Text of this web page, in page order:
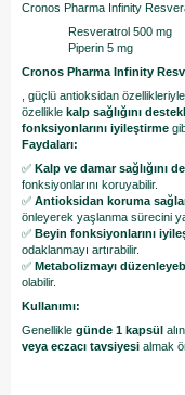
Cronos Pharma Infinity
Resveratrol 500 mg
Piperin 5 mg
Cronos Pharma Infinity
, güçlü antioksidan
özellikle kalp sağlığını
fonksiyonlarını iyileştirme
Faydaları:
✅ Kalp ve damar sağlığını
fonksiyonlarını koruyabilir.
✅ Antioksidan koruma
önleyerek yaşlanma sürecini
✅ Beyin fonksiyonlarını
odaklanmayı artırabilir.
✅ Metabolizmayı
olabilir.
Kullanımı:
Genellikle günde 1 kapsül
veya eczacı tavsiyesi almak